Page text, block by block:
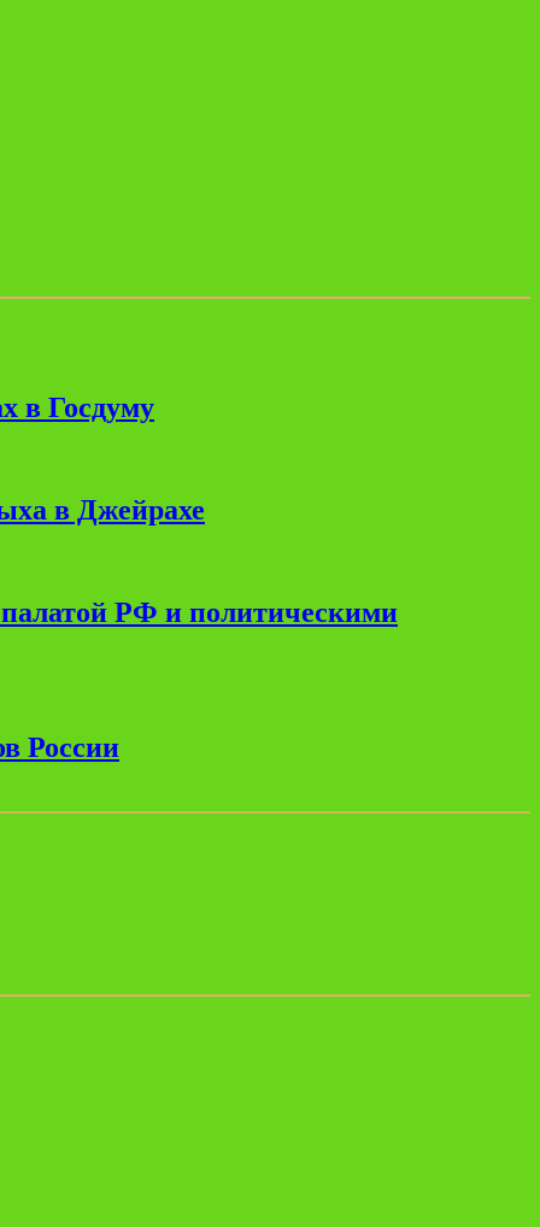
в Госдуму
в Джейрахе
РФ и политическими
России